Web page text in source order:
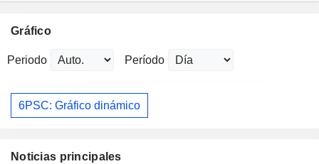
Gráfico
Periodo Período
6PSC: Gráfico dinámico
Noticias principales